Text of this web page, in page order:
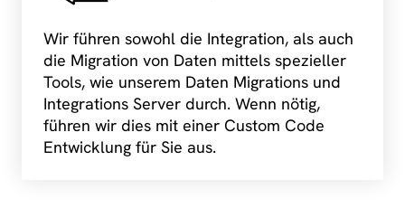
Wir führen sowohl die Integration, als auch
die Migration von Daten mittels spezieller
Tools, wie unserem Daten Migrations und
Integrations Server durch. Wenn nötig,
führen wir dies mit einer Custom Code
Entwicklung für Sie aus.